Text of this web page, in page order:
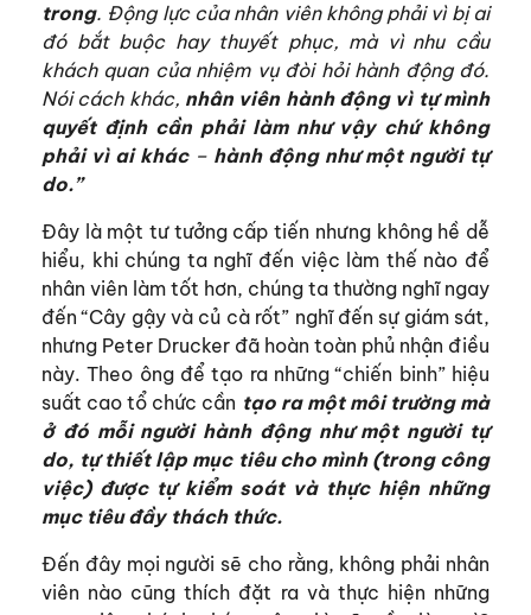
trong. Động lực của nhân viên không phải vì bị ai
đó bắt buộc hay thuyết phục, mà vì nhu cầu
khách quan của nhiệm vụ đòi hỏi hành động đó.
Nói cách khác, nhân viên hành động vì tự mình
quyết định cần phải làm như vậy chứ không
phải vì ai khác– hành động như một người tự
do.”
Đây là một tư tưởng cấp tiến nhưng không hề dễ
hiểu, khi chúng ta nghĩ đến việc làm thế nào để
nhân viên làm tốt hơn, chúng ta thường nghĩ ngay
đến “Cây gậy và củ cà rốt” nghĩ đến sự giám sát,
nhưng Peter Drucker đã hoàn toàn phủ nhận điều
này. Theo ông để tạo ra những “chiến binh” hiệu
suất cao tổ chức cần tạo ra một môi trường mà
ở đó mỗi người hành động như một người tự
do, tự thiết lập mục tiêu cho mình (trong công
việc) được tự kiểm soát và thực hiện những
mục tiêu đầy thách thức.
Đến đây mọi người sẽ cho rằng, không phải nhân
viên nào cũng thích đặt ra và thực hiện những